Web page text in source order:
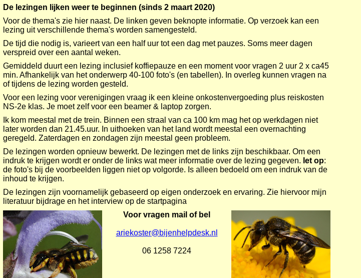
De lezingen lijken weer te beginnen (sinds 2 maart 2020)
Voor de thema's zie hier naast. De linken geven beknopte informatie. Op verzoek kan een
lezing uit verschillende thema's worden samengesteld.
De tijd die nodig is, varieert van een half uur tot een dag met pauzes. Soms meer dagen
verspreid over een aantal weken.
Gemiddeld duurt een lezing inclusief koffiepauze en een moment voor vragen 2 uur 2 x ca45
min. Afhankelijk van het onderwerp 40-100 foto's (en tabellen). In overleg kunnen vragen na
of tijdens de lezing worden gesteld.
Voor een lezing voor verenigingen vraag ik een kleine onkostenvergoeding plus reiskosten
NS-2e klas. Je moet zelf voor een beamer & laptop zorgen.
Ik kom meestal met de trein. Binnen een straal van ca 100 km mag het op werkdagen niet
later worden dan 21.45.uur. In uithoeken van het land wordt meestal een overnachting
geregeld. Zaterdagen en zondagen zijn meestal geen probleem.
De lezingen worden opnieuw bewerkt. De lezingen met de links zijn beschikbaar. Om een
indruk te krijgen wordt er onder de links wat meer informatie over de lezing gegeven. let op:
de foto's bij de voorbeelden liggen niet op volgorde. Is alleen bedoeld om een indruk van de
inhoud te krijgen.
De lezingen zijn voornamelijk gebaseerd op eigen onderzoek en ervaring. Zie hiervoor mijn
literatuur bijdrage en het interview op de startpagina
Voor vragen mail of bel
ariekoster@bijenhelpdesk.nl
06 1258 7224